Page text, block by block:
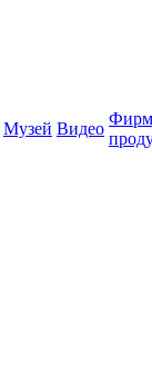
Музей Видео